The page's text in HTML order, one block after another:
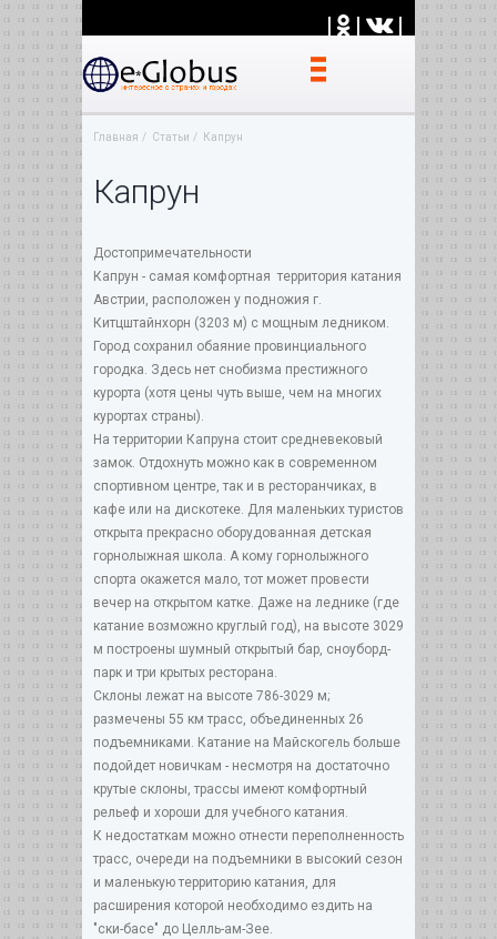
| | |
Главная Статьи Капрун
Капрун
Достопримечательности
Капрун - самая комфортная территория катания
Австрии, расположен у подножия г.
Китцштайнхорн (3203 м) с мощным ледником.
Город сохранил обаяние провинциального
городка. Здесь нет снобизма престижного
курорта (хотя цены чуть выше, чем на многих
курортах страны).
На территории Капруна стоит средневековый
замок. Отдохнуть можно как в современном
спортивном центре, так и в ресторанчиках, в
кафе или на дискотеке. Для маленьких туристов
открыта прекрасно оборудованная детская
горнолыжная школа. А кому горнолыжного
спорта окажется мало, тот может провести
вечер на открытом катке. Даже на леднике (где
катание возможно круглый год), на высоте 3029
м построены шумный открытый бар, сноуборд-
парк и три крытых ресторана.
Склоны лежат на высоте 786-3029 м;
размечены 55 км трасс, объединенных 26
подъемниками. Катание на Майскогель больше
подойдет новичкам - несмотря на достаточно
крутые склоны, трассы имеют комфортный
рельеф и хороши для учебного катания.
К недостаткам можно отнести переполненность
трасс, очереди на подъемники в высокий сезон
и маленькую территорию катания, для
расширения которой необходимо ездить на
"ски-басе" до Целль-ам-Зее.